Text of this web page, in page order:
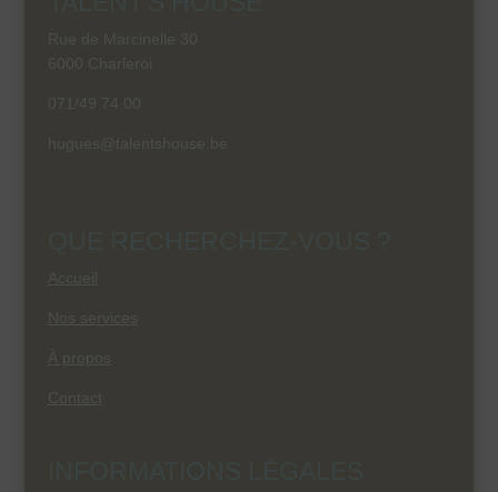
Rue de Marcinelle 30
6000 Charleroi
071/49 74 00
hugues@talentshouse.be
Accueil
Nos services
À propos
Contact